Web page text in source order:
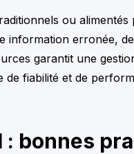
ou
information erronée,
garantit une
de fiabilité et de
bonnes